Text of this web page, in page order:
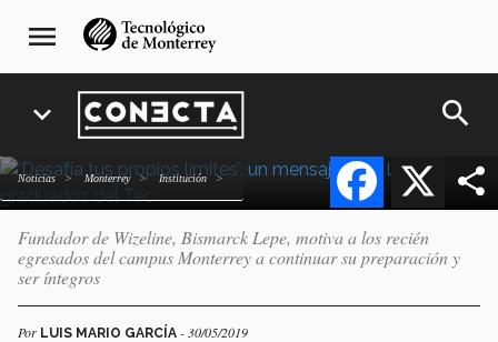
navegación
principal
menu
expand_more search
Noticias Monterrey Institución
‘Desafía tus propios límites’:
un mensaje para los
graduados del Tec
Fundador de Wizeline, Bismarck Lepe, motiva a los recién
egresados del campus Monterrey a continuar su preparación y
ser íntegros
Por LUIS MARIO GARCÍA - 30/05/2019